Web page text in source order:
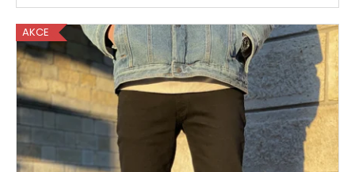
AKCE